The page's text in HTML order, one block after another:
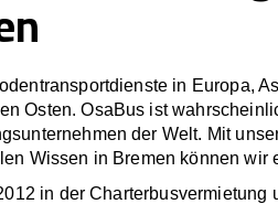
in Europa,
Osten. OsaBus ist
der Welt. Mit
Wissen in Bremen können wir
in der Charterbusvermietung